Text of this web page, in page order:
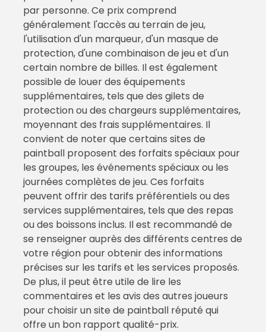
par personne. Ce prix comprend
généralement l'accès au terrain de jeu,
l'utilisation d'un marqueur, d'un masque de
protection, d'une combinaison de jeu et d'un
certain nombre de billes. Il est également
possible de louer des équipements
supplémentaires, tels que des gilets de
protection ou des chargeurs supplémentaires,
moyennant des frais supplémentaires. Il
convient de noter que certains sites de
paintball proposent des forfaits spéciaux pour
les groupes, les événements spéciaux ou les
journées complètes de jeu. Ces forfaits
peuvent offrir des tarifs préférentiels ou des
services supplémentaires, tels que des repas
ou des boissons inclus. Il est recommandé de
se renseigner auprès des différents centres de
votre région pour obtenir des informations
précises sur les tarifs et les services proposés.
De plus, il peut être utile de lire les
commentaires et les avis des autres joueurs
pour choisir un site de paintball réputé qui
offre un bon rapport qualité-prix.